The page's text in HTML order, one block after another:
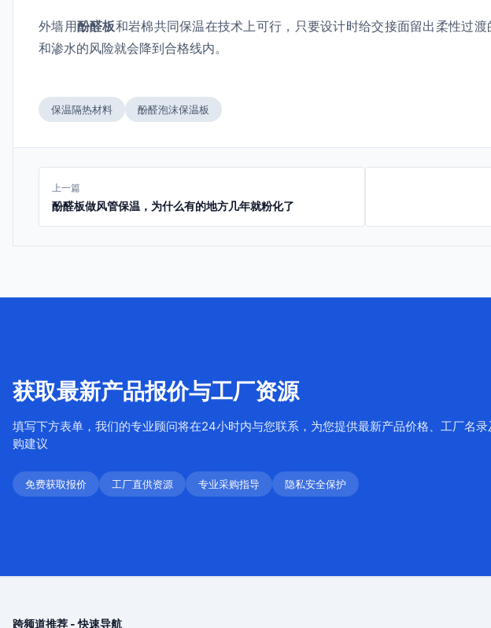
外墙用酚醛板和岩棉共同保温在技术上可行，只要设计时给交接面留出柔性过
和渗水的风险就会降到合格线内。
保温隔热材料 酚醛泡沫保温板
上一篇
酚醛板做风管保温，为什么有的地方几年就粉化了
获取最新产品报价与工厂资源
填写下方表单，我们的专业顾问将在24小时内与您联系，为您提供最新产品价格、工厂名录
购建议
免费获取报价 工厂直供资源 专业采购指导 隐私安全保护
跨频道推荐 - 快速导航